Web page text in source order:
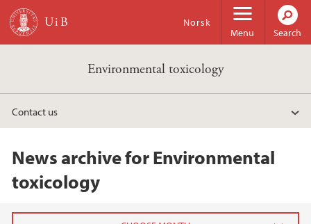
Skip to main content
Menu
Norsk
Search
Environmental toxicology
Contact us
News archive for Environmental
toxicology